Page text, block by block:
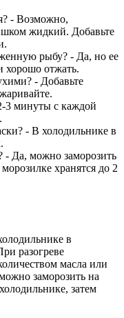
- Возможно,
жидкий. Добавьте
рыбу? - Да, но ее
хорошо отжать.
- Добавьте
3 минуты с каждой
- В холодильнике в
- Да, можно заморозить
хранятся до 2
в
разогреве
масла или
заморозить на
затем